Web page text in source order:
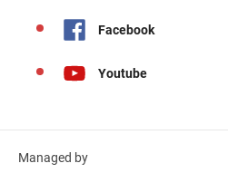
Facebook
Youtube
Managed by